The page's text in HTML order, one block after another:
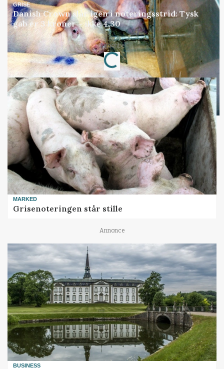
GRISE
Danish Crown slår igen i noteringsstrid: Tysk
gab er 3 kroner – ikke 4,30
Annonce
Loading...
MARKED
Grisenoteringen står stille
Annonce
BUSINESS